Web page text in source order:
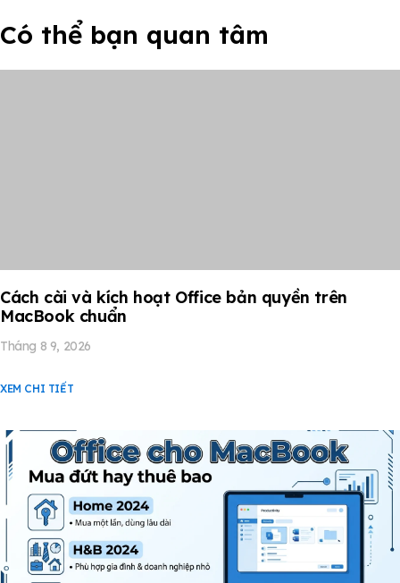
Có thể bạn quan tâm
Cách cài và kích hoạt Office bản quyền trên
MacBook chuẩn
Tháng 8 9, 2026
XEM CHI TIẾT